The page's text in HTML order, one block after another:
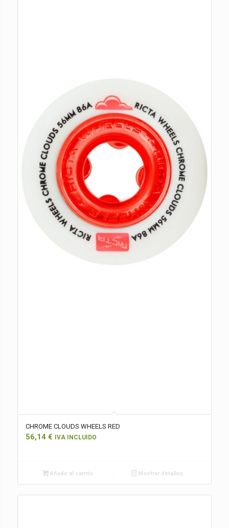
CHROME CLOUDS WHEELS RED
56,14 € IVA INCLUIDO
Añadir al carrito Mostrar detalles